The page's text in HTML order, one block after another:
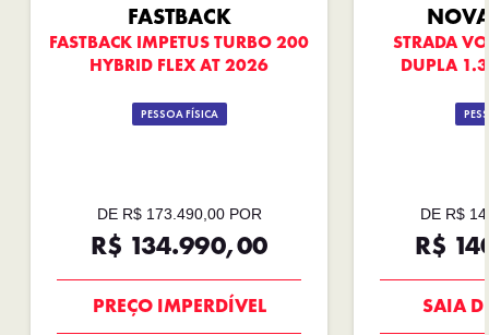
FASTBACK
FASTBACK IMPETUS TURBO 200
HYBRID FLEX AT 2026
PESSOA FÍSICA
DE R$ 173.490,00 POR
R$ 134.990,00
OPORTUNIDADE
STRADA
DUPLA
DE R$
R$
COM